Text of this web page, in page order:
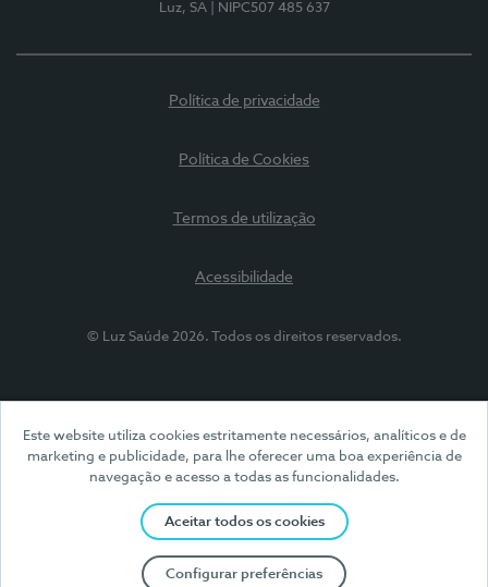
Este website utiliza cookies estritamente necessários, analíticos e de
marketing e publicidade, para lhe oferecer uma boa experiência de
navegação e acesso a todas as funcionalidades.
Aceitar todos os cookies
Configurar preferências
Luz, SA
| NIPC507 485 637
Política de privacidade
Política de Cookies
Termos de utilização
Acessibilidade
© Luz Saúde 2026. Todos os direitos reservados.